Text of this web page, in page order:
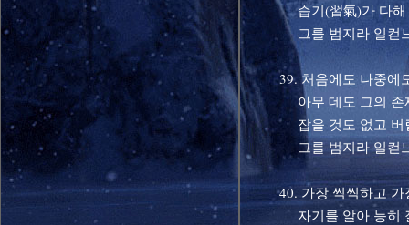
습기(習氣)가 다해
그를 범지라 일컫
39. 처음에도 나중에
아무 데도 그의 존
잡을 것도 없고 버
그를 범지라 일컫
40. 가장 씩씩하고 가
자기를 알아 능히